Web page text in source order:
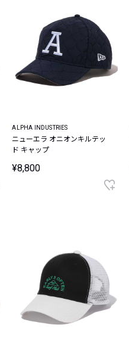
ALPHA INDUSTRIES
ニューエラ オニオンキルテッ
ド キャップ
¥8,800